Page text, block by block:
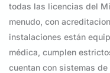
todas las licencias del
menudo, con
instalaciones están
médica, cumplen
cuentan con sistemas